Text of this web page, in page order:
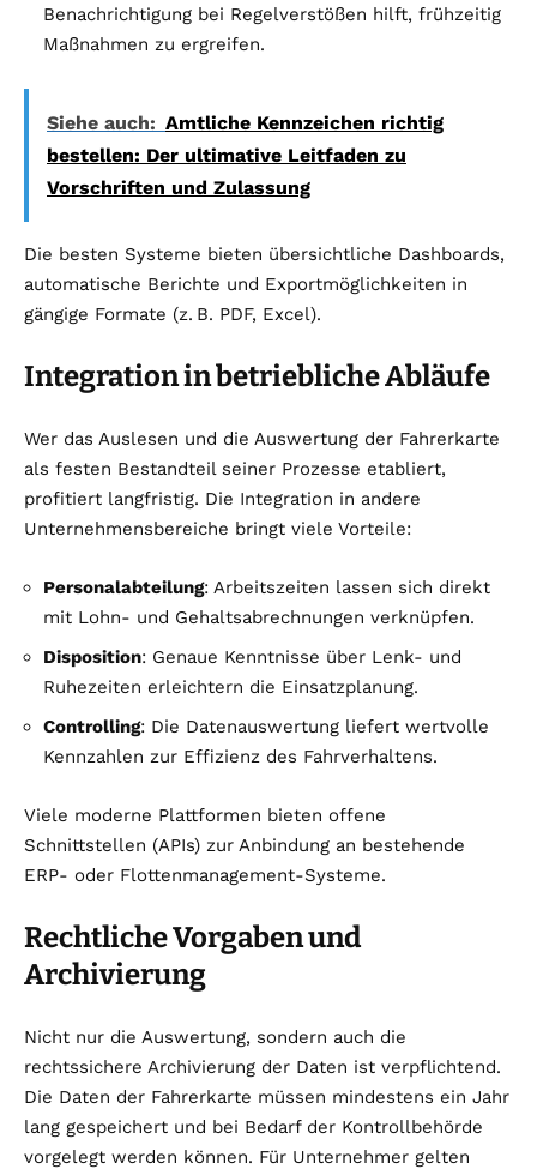
Benachrichtigung bei Regelverstößen hilft, frühzeitig
Maßnahmen zu ergreifen.
Siehe auch: Amtliche Kennzeichen richtig
bestellen: Der ultimative Leitfaden zu
Vorschriften und Zulassung
Die besten Systeme bieten übersichtliche Dashboards,
automatische Berichte und Exportmöglichkeiten in
gängige Formate (z. B. PDF, Excel).
Integration in betriebliche Abläufe
Wer das Auslesen und die Auswertung der Fahrerkarte
als festen Bestandteil seiner Prozesse etabliert,
profitiert langfristig. Die Integration in andere
Unternehmensbereiche bringt viele Vorteile:
Personalabteilung: Arbeitszeiten lassen sich direkt
mit Lohn- und Gehaltsabrechnungen verknüpfen.
Disposition: Genaue Kenntnisse über Lenk- und
Ruhezeiten erleichtern die Einsatzplanung.
Controlling: Die Datenauswertung liefert wertvolle
Kennzahlen zur Effizienz des Fahrverhaltens.
Viele moderne Plattformen bieten offene
Schnittstellen (APIs) zur Anbindung an bestehende
ERP- oder Flottenmanagement-Systeme.
Rechtliche Vorgaben und
Archivierung
Nicht nur die Auswertung, sondern auch die
rechtssichere Archivierung der Daten ist verpflichtend.
Die Daten der Fahrerkarte müssen mindestens ein Jahr
lang gespeichert und bei Bedarf der Kontrollbehörde
vorgelegt werden können. Für Unternehmer gelten